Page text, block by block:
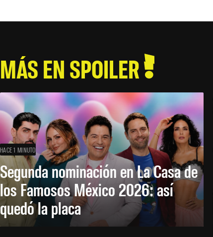
MÁS EN SPOILER
HACE 1 MINUTO
Segunda nominación en La Casa de
los Famosos México 2026: así
quedó la placa